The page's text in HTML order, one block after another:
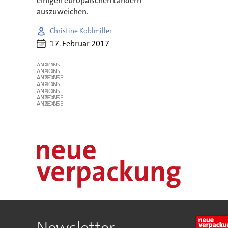
auszuweichen.
Christine Koblmiller
17. Februar 2017
ANZEIGE
ANZEIGE
ANZEIGE
ANZEIGE
ANZEIGE
ANZEIGE
ANZEIGE